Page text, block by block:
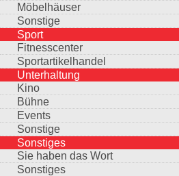
Möbelhäuser
Sonstige
Sport
Fitnesscenter
Sportartikelhandel
Unterhaltung
Kino
Bühne
Events
Sonstige
Sonstiges
Sie haben das Wort
Sonstiges